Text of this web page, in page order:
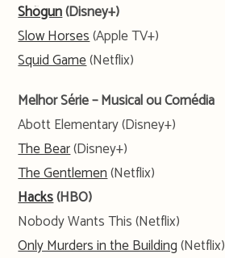
Shõgun(Disney+)
Slow Horses(Apple TV+)
Squid Game(Netflix)
Melhor Série – Musical ou Comédia
Abott Elementary (Disney+)
The Bear(Disney+)
The Gentlemen(Netflix)
Hacks(HBO)
Nobody Wants This (Netflix)
Only Murders in the Building(Netflix)